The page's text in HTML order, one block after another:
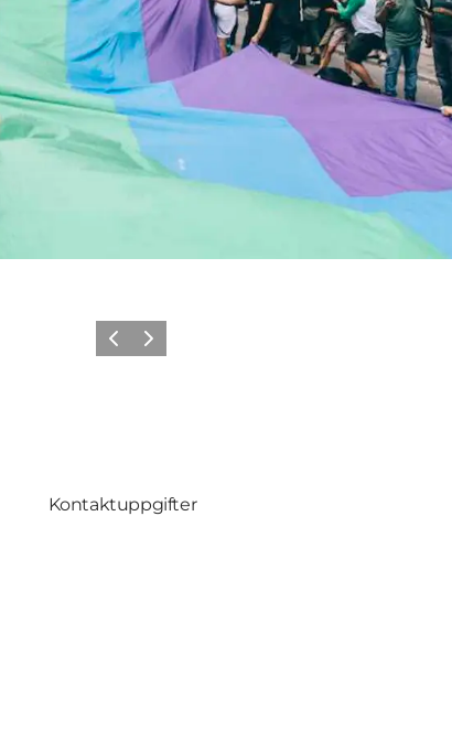
Previous
Next
Kontaktuppgifter